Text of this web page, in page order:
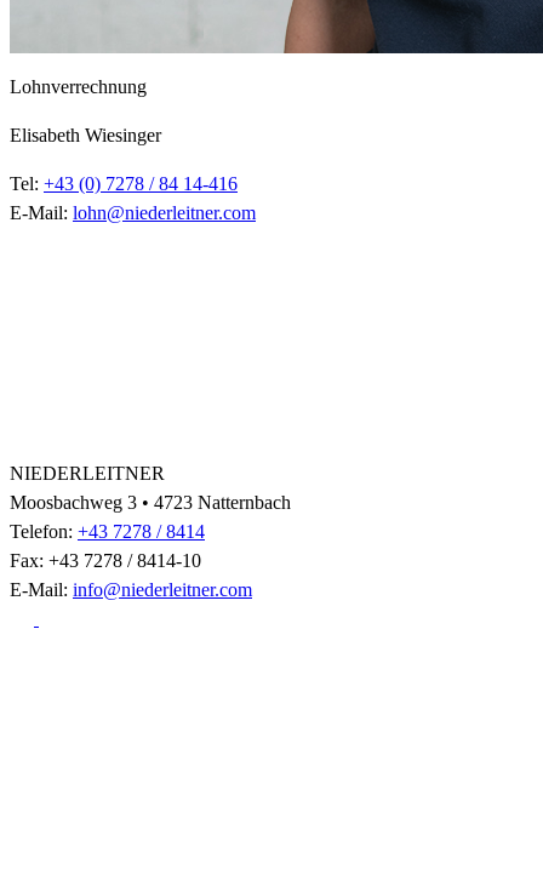
Lohnverrechnung
Elisabeth Wiesinger
Tel: +43 (0) 7278 / 84 14-416
E-Mail: lohn@niederleitner.com
NIEDERLEITNER
Moosbachweg 3 • 4723 Natternbach
Telefon: +43 7278 / 8414
Fax: +43 7278 / 8414-10
E-Mail: info@niederleitner.com